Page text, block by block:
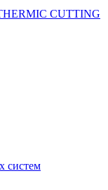
CUTTING
систем